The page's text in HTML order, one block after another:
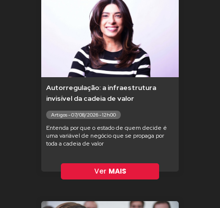
Autorregulação: a infraestrutura
invisível da cadeia de valor
Artigos - 07/08/2026 - 12h00
Entenda por que o estado de quem decide é
uma variável de negócio que se propaga por
toda a cadeia de valor
Ver MAIS